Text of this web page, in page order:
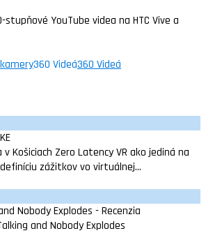
YouTube videa na HTC Vive a
360 Videá360 Videá
Košiciach Zero Latency VR ako jediná na
zážitkov vo virtuálnej...
and Nobody Explodes